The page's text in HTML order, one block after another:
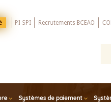
PI-SPI Recrutements BCEAO
Systèmes de paiement